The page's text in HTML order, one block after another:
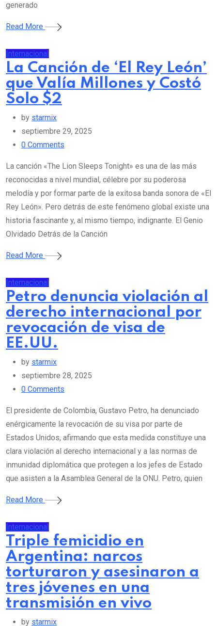
generado
Read More
Internacional
La Canción de ‘El Rey León’
que Valía Millones y Costó
Solo $2
by starmix
septiembre 29, 2025
0 Comments
La canción «The Lion Sleeps Tonight» es una de las más
reconocidas a nivel mundial, célebre por su poderosa
melodía y por formar parte de la exitosa banda sonora de «El
Rey León». Pero detrás de este fenómeno global existe una
historia fascinante y, al mismo tiempo, indignante. El Genio
Olvidado Detrás de la Canción
Read More
Internacional
Petro denuncia violación al
derecho internacional por
revocación de visa de
EE.UU.
by starmix
septiembre 28, 2025
0 Comments
El presidente de Colombia, Gustavo Petro, ha denunciado
enérgicamente la revocación de su visa por parte de
Estados Unidos, afirmando que esta medida constituye una
clara violación al derecho internacional y a las normas de
inmunidad diplomática que protegen a los jefes de Estado
que asisten a la Asamblea General de la ONU. Petro, quien
Read More
Internacional
Triple femicidio en
Argentina: narcos
torturaron y asesinaron a
tres jóvenes en una
transmisión en vivo
by starmix